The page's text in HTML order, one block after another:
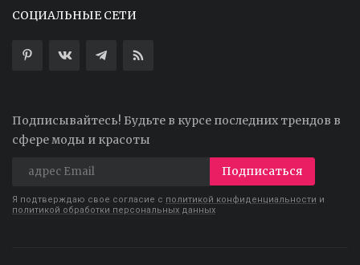
СОЦИАЛЬНЫЕ СЕТИ
Подписывайтесь! Будьте в курсе последних трендов в
сфере моды и красоты
Подписаться
Я подтверждаю свое согласие с политикой конфиденциальности и
политикой обработки персональных данных